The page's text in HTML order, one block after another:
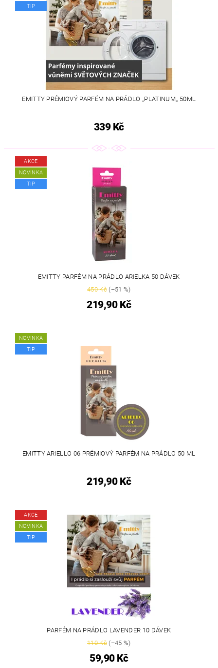
TIP
EMITTY PRÉMIOVÝ PARFÉM NA PRÁDLO ,,PLATINUM,, 50ML
339 Kč
AKCE
NOVINKA
TIP
EMITTY PARFÉM NA PRÁDLO ARIELKA 50 DÁVEK
450 Kč(–51 %)
219,90 Kč
NOVINKA
TIP
EMITTY ARIELLO 06 PRÉMIOVÝ PARFÉM NA PRÁDLO 50 ML
219,90 Kč
AKCE
NOVINKA
TIP
PARFÉM NA PRÁDLO LAVENDER 10 DÁVEK
110 Kč(–45 %)
59,90 Kč